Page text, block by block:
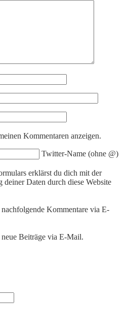
Kommentaren anzeigen.
Twitter-Name (ohne @)
erklärst du dich mit der
deiner Daten durch diese Website
Kommentare via E-
Beiträge via E-Mail.